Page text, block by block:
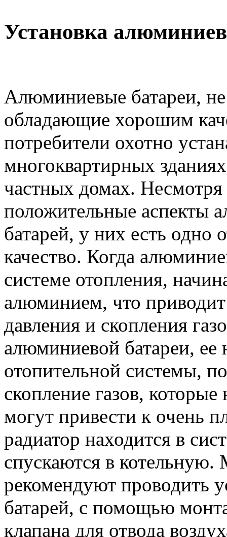
Установка
Алюминиевые батареи,
обладающие хорошим
потребители охотно
многоквартирных
частных домах. Несмотря
положительные аспекты
батарей, у них есть одно
качество. Когда
системе отопления,
алюминием, что
давления и скопления
алюминиевой батареи, ее
отопительной системы,
скопление газов,
могут привести к очень
радиатор находится в
спускаются в котельную.
рекомендуют проводить
батарей, с помощью
клапана для отвода